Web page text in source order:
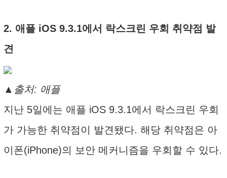
2. 애플 iOS 9.3.1에서 락스크린 우회 취약점 발
견
▲출처: 애플
지난 5일에는 애플 iOS 9.3.1에서 락스크린 우회
가 가능한 취약점이 발견됐다. 해당 취약점은 아
이폰(iPhone)의 보안 메커니즘을 우회할 수 있다.